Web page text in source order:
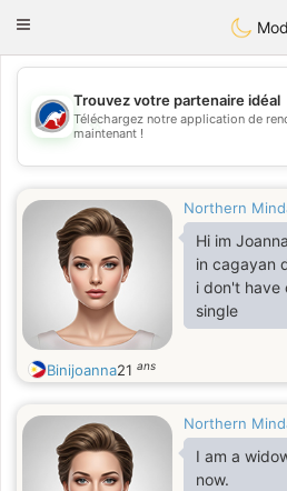
Australia
Toggle
💖
💕
Trouvez votre partenaire idéal
Téléchargez notre application de
maintenant !
Northern
Hi im
in cagayan
i don't have
single
Binijoanna21 ans
Northern
I am a
now.